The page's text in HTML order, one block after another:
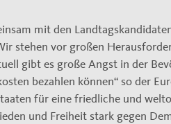
mit den
stehen vor großen
gibt es große Angst in der
bezahlen können“ so der
für eine friedliche und
und Freiheit stark gegen